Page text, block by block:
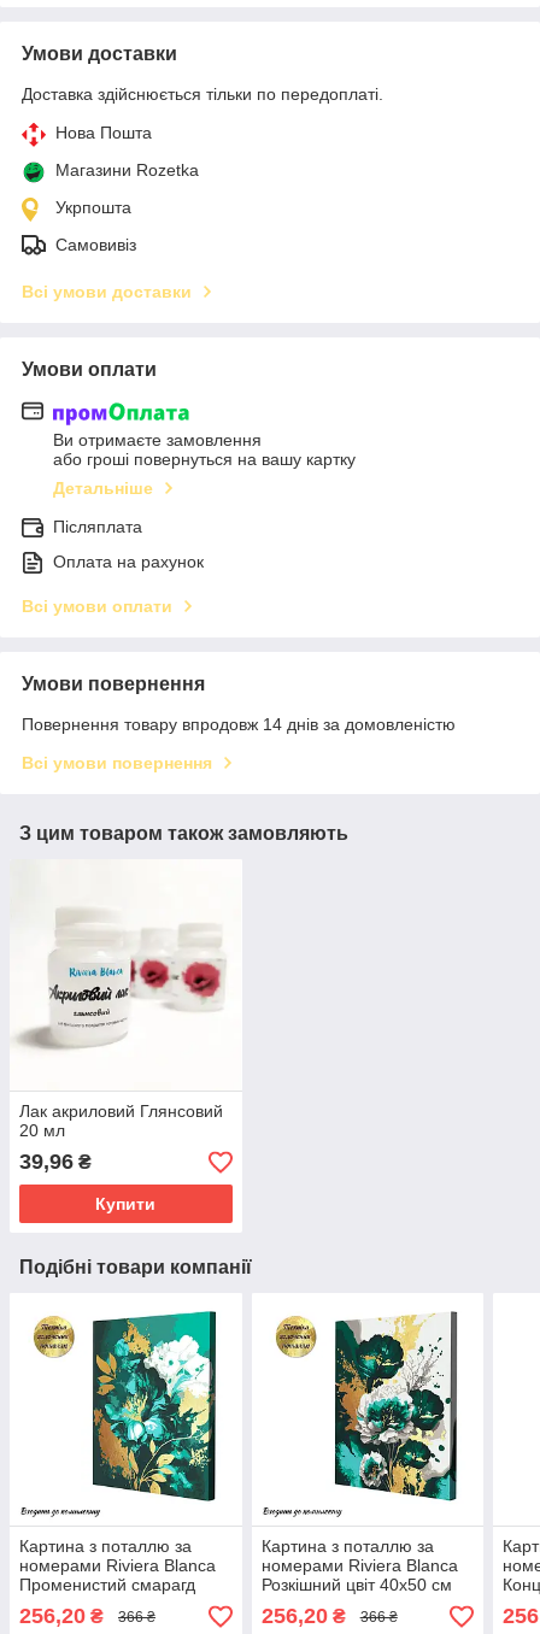
Умови доставки
Доставка здійснюється тільки по передоплаті.
Нова Пошта
Магазини Rozetka
Укрпошта
Самовивіз
Всі умови доставки
Умови оплати
Ви отримаєте замовлення
або гроші повернуться на вашу картку
Детальніше
Післяплата
Оплата на рахунок
Всі умови оплати
Умови повернення
Повернення товару впродовж 14 днів за домовленістю
Всі умови повернення
З цим товаром також замовляють
Лак акриловий Глянсовий
20 мл
39,96 ₴
Купити
Подібні товари компанії
Картина з поталлю за
номерами Riviera Blanca
Променистий смарагд
256,20 ₴ 366 ₴
Картина з поталлю за
номерами Riviera Blanca
Розкішний цвіт 40x50 см
256,20₴ 366 ₴